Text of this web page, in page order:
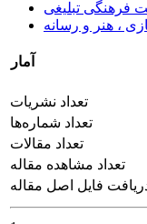
فرهنگی تبلیغی
، هنر و رسانه
آمار
تعداد نشریات
تعداد شماره‌ها
تعداد مقالات
تعداد مشاهده مقاله
فایل اصل مقاله